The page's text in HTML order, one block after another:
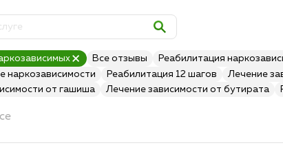
Все отзывы Реабилитация
наркозависимости
Реабилитация 12 шагов Лечение
от гашиша
Лечение зависимости от бутирата